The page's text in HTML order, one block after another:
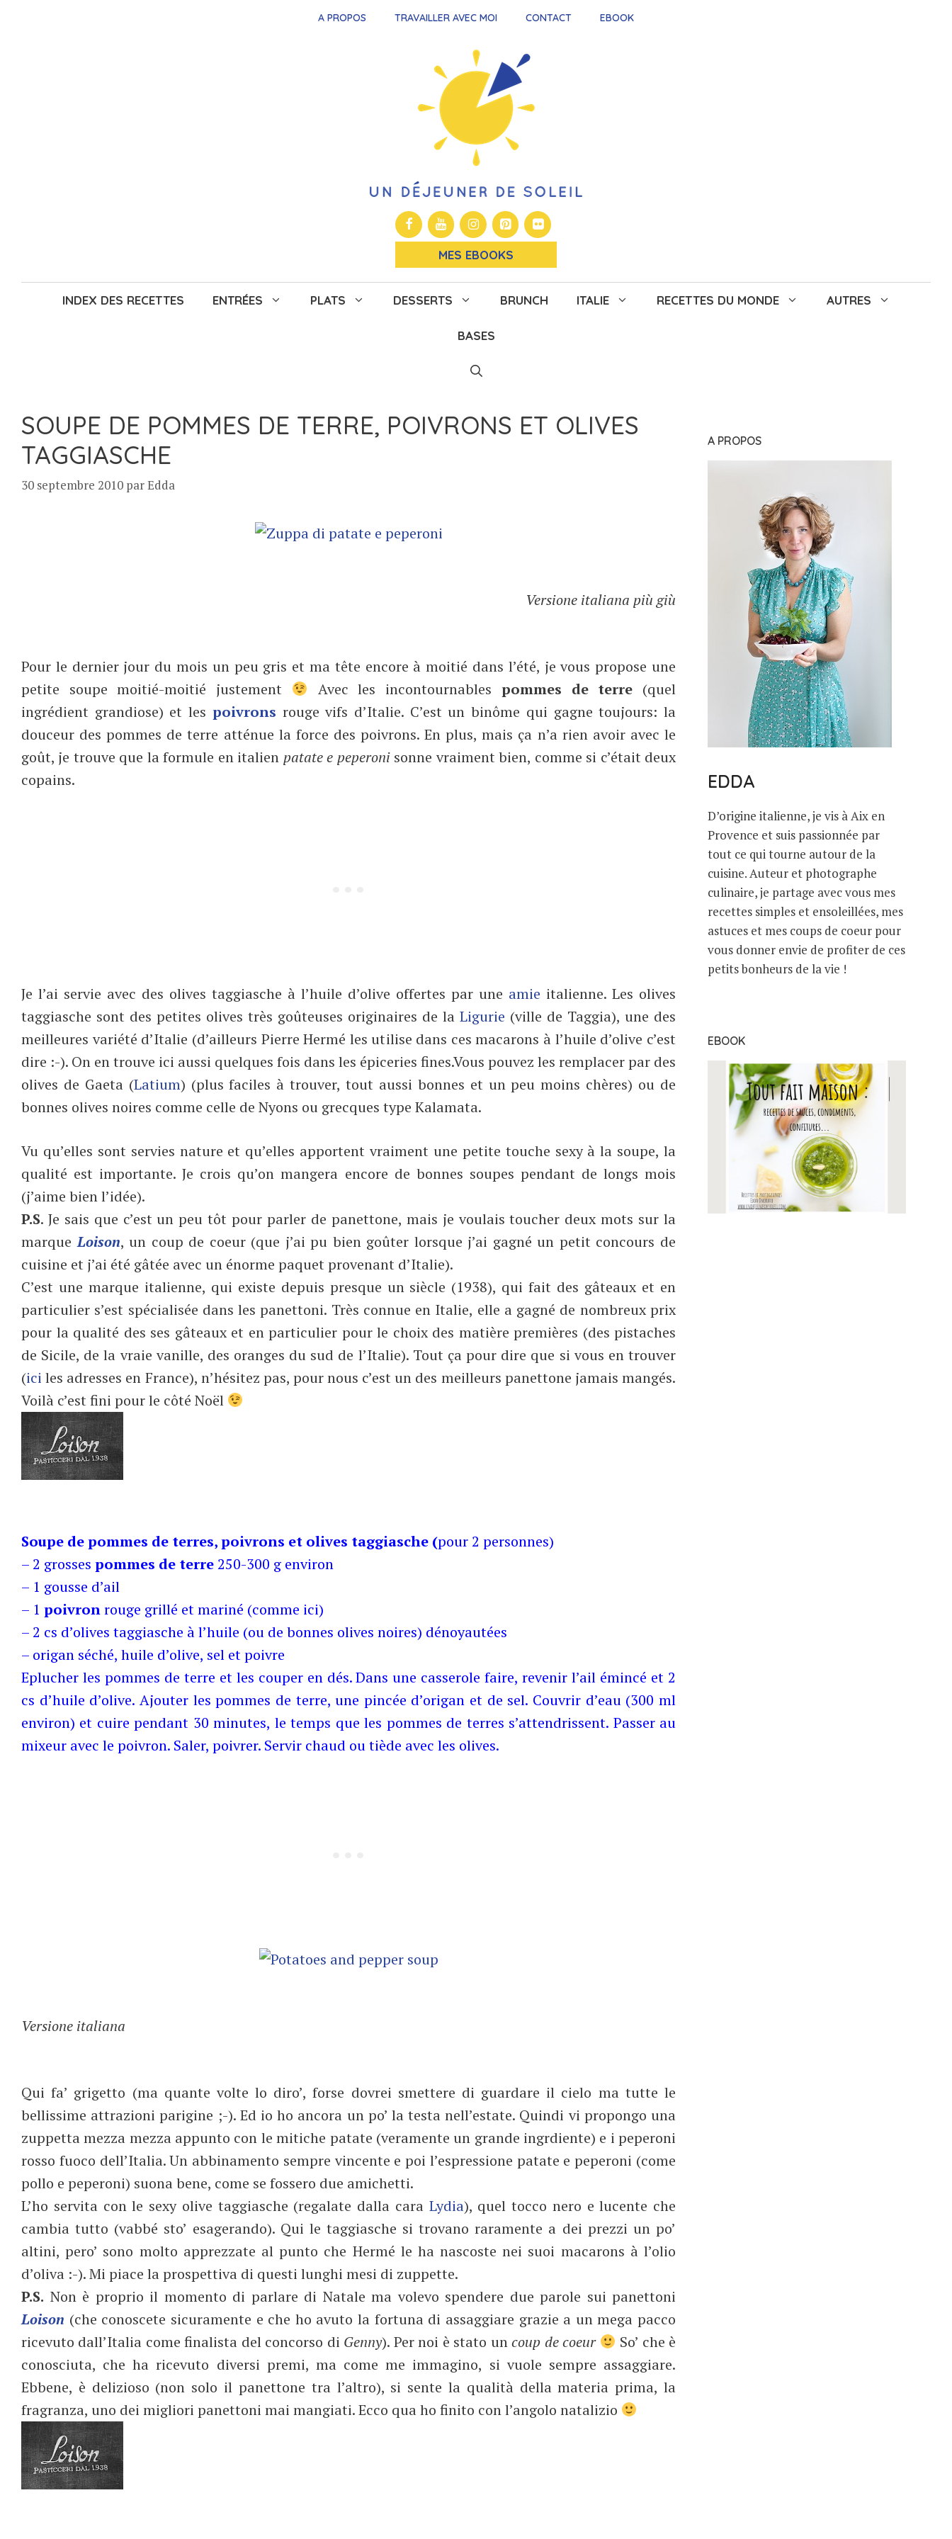
A PROPOS TRAVAILLER AVEC MOI CONTACT EBOOK
MES EBOOKS
INDEX DES RECETTES ENTRÉES PLATS DESSERTS BRUNCH ITALIE RECETTES DU MONDE AUTRES
BASES
SOUPE DE POMMES DE TERRE, POIVRONS ET OLIVES
TAGGIASCHE
30 septembre 2010 parEdda
Versione italiana più giù
Pour le dernier jour du mois un peu gris et ma tête encore à moitié dans l’été, je vous propose une
petite soupe moitié-moitié justement
Avec les incontournables pommes de terre (quel
ingrédient grandiose) et les poivrons rouge vifs d’Italie. C’est un binôme qui gagne toujours: la
douceur des pommes de terre atténue la force des poivrons. En plus, mais ça n’a rien avoir avec le
goût, je trouve que la formule en italien patate e peperonisonne vraiment bien, comme si c’était deux
copains.
Je l’ai servie avec des olives taggiasche à l’huile d’olive offertes par une amie italienne. Les olives
taggiasche sont des petites olives très goûteuses originaires de la Ligurie (ville de Taggia), une des
meilleures variété d’Italie (d’ailleurs Pierre Hermé les utilise dans ces macarons à l’huile d’olive c’est
dire :-). On en trouve ici aussi quelques fois dans les épiceries fines.Vous pouvez les remplacer par des
olives de Gaeta (Latium) (plus faciles à trouver, tout aussi bonnes et un peu moins chères) ou de
bonnes olives noires comme celle de Nyons ou grecques type Kalamata.
Vu qu’elles sont servies nature et qu’elles apportent vraiment une petite touche sexy à la soupe, la
qualité est importante. Je crois qu’on mangera encore de bonnes soupes pendant de longs mois
(j’aime bien l’idée).
P.S. Je sais que c’est un peu tôt pour parler de panettone, mais je voulais toucher deux mots sur la
marqueLoison, un coup de coeur (que j’ai pu bien goûter lorsque j’ai gagné un petit concours de
cuisine et j’ai été gâtée avec un énorme paquet provenant d’Italie).
C’est une marque italienne, qui existe depuis presque un siècle (1938), qui fait des gâteaux et en
particulier s’est spécialisée dans les panettoni. Très connue en Italie, elle a gagné de nombreux prix
pour la qualité des ses gâteaux et en particulier pour le choix des matière premières (des pistaches
de Sicile, de la vraie vanille, des oranges du sud de l’Italie). Tout ça pour dire que si vous en trouver
(ici les adresses en France), n’hésitez pas, pour nous c’est un des meilleurs panettone jamais mangés.
Voilà c’est fini pour le côté Noël
Soupe de pommes de terres, poivrons et olives taggiasche (pour 2 personnes)
– 2 grosses pommes de terre 250-300 g environ
– 1 gousse d’ail
– 1 poivronrouge grillé et mariné (comme ici)
– 2 cs d’olives taggiasche à l’huile (ou de bonnes olives noires) dénoyautées
– origan séché, huile d’olive, sel et poivre
Eplucher les pommes de terre et les couper en dés. Dans une casserole faire, revenir l’ail émincé et 2
cs d’huile d’olive. Ajouter les pommes de terre, une pincée d’origan et de sel. Couvrir d’eau (300 ml
environ) et cuire pendant 30 minutes, le temps que les pommes de terres s’attendrissent. Passer au
mixeur avec le poivron. Saler, poivrer. Servir chaud ou tiède avec les olives.
Versione italiana
Qui fa’ grigetto (ma quante volte lo diro’, forse dovrei smettere di guardare il cielo ma tutte le
bellissime attrazioni parigine ;-). Ed io ho ancora un po’ la testa nell’estate. Quindi vi propongo una
zuppetta mezza mezza appunto con le mitiche patate (veramente un grande ingrdiente) e i peperoni
rosso fuoco dell’Italia. Un abbinamento sempre vincente e poi l’espressione patate e peperoni (come
pollo e peperoni) suona bene, come se fossero due amichetti.
L’ho servita con le sexy olive taggiasche (regalate dalla cara Lydia), quel tocco nero e lucente che
cambia tutto (vabbé sto’ esagerando). Qui le taggiasche si trovano raramente a dei prezzi un po’
altini, pero’ sono molto apprezzate al punto che Hermé le ha nascoste nei suoi macarons à l’olio
d’oliva :-). Mi piace la prospettiva di questi lunghi mesi di zuppette.
P.S. Non è proprio il momento di parlare di Natale ma volevo spendere due parole sui panettoni
Loison (che conoscete sicuramente e che ho avuto la fortuna di assaggiare grazie a un mega pacco
ricevuto dall’Italia come finalista del concorso di Genny). Per noi è stato uncoup de coeur
So’ che è
conosciuta, che ha ricevuto diversi premi, ma come me immagino, si vuole sempre assaggiare.
Ebbene, è delizioso (non solo il panettone tra l’altro), si sente la qualità della materia prima, la
fragranza, uno dei migliori panettoni mai mangiati. Ecco qua ho finito con l’angolo natalizio
A PROPOS
EDDA
D’origine italienne, je vis à Aix en
Provence et suis passionnée par
tout ce qui tourne autour de la
cuisine. Auteur et photographe
culinaire, je partage avec vous mes
recettes simples et ensoleillées, mes
astuces et mes coups de coeur pour
vous donner envie de profiter de ces
petits bonheurs de la vie !
EBOOK